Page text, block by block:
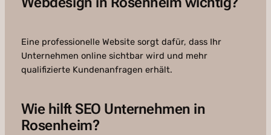
Eine professionelle Website sorgt dafür, dass Ihr
Unternehmen online sichtbar wird und mehr
qualifizierte Kundenanfragen erhält.
Wie hilft SEO Unternehmen in
Rosenheim?